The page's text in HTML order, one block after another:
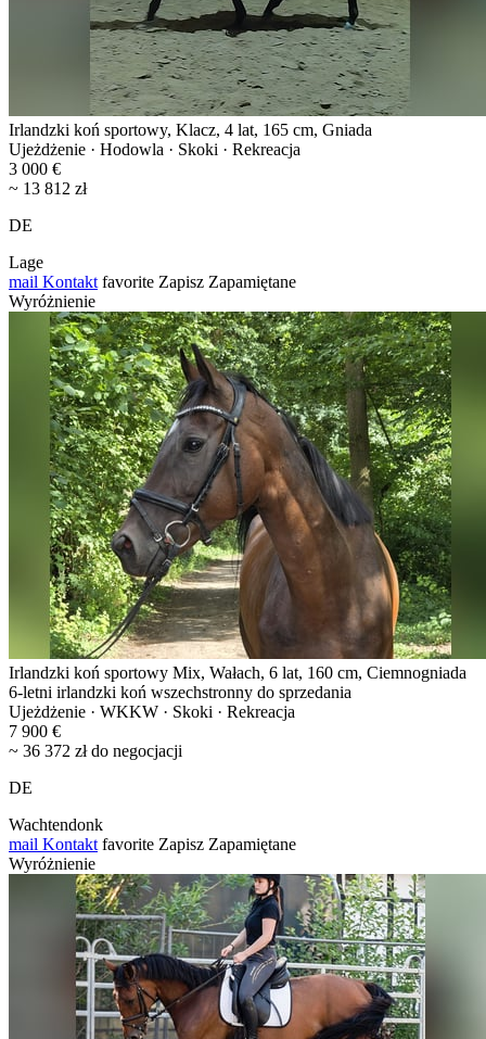
Irlandzki koń sportowy, Klacz, 4 lat, 165 cm, Gniada
Ujeżdżenie · Hodowla · Skoki · Rekreacja
3 000 €
~ 13 812 zł
DE
Lage
mail Kontakt favorite Zapisz Zapamiętane
Wyróżnienie
Irlandzki koń sportowy Mix, Wałach, 6 lat, 160 cm, Ciemnogniada
6-letni irlandzki koń wszechstronny do sprzedania
Ujeżdżenie · WKKW · Skoki · Rekreacja
7 900 €
~ 36 372 zł do negocjacji
DE
Wachtendonk
mail Kontakt favorite Zapisz Zapamiętane
Wyróżnienie